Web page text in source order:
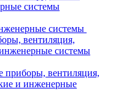
системы
системы
вентиляция,
системы
приборы, вентиляция,
и инженерные